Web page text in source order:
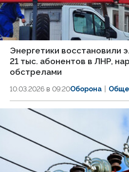
Энергетики восстановили
21 тыс. абонентов в ЛНР,
обстрелами
10.03.2026 в 09:20Оборона